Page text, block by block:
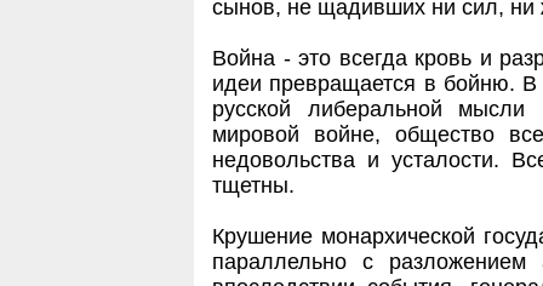
сынов, не щадивших ни сил,
Война - это всегда кровь и
идеи превращается в бойню. В
русской либеральной
мировой войне, общество
недовольства и усталости.
тщетны.
Крушение монархической
параллельно с